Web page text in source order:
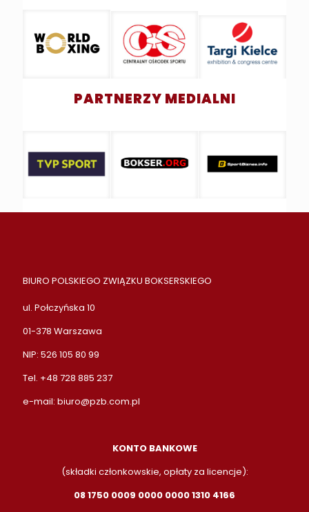
PARTNERZY MEDIALNI
BIURO POLSKIEGO ZWIĄZKU BOKSERSKIEGO
ul. Połczyńska 10
01-378 Warszawa
NIP: 526 105 80 99
Tel. +48 728 885 237
e-mail: biuro@pzb.com.pl
KONTO BANKOWE
(składki członkowskie, opłaty za licencje):
08 1750 0009 0000 0000 1310 4166